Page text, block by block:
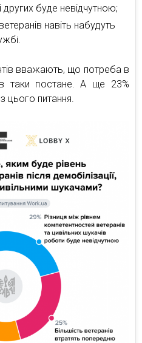
других буде невідчутною;
навіть набудуть
вважають, що потреба в
таки постане. А ще 23%
цього питання.